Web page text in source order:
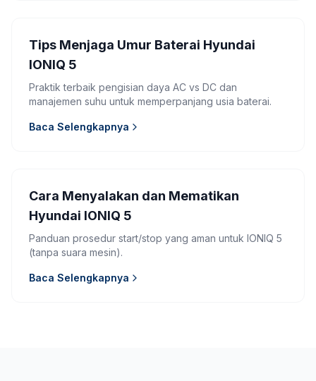
Tips Menjaga Umur Baterai Hyundai
IONIQ 5
Praktik terbaik pengisian daya AC vs DC dan
manajemen suhu untuk memperpanjang usia baterai.
Baca Selengkapnya
Cara Menyalakan dan Mematikan
Hyundai IONIQ 5
Panduan prosedur start/stop yang aman untuk IONIQ 5
(tanpa suara mesin).
Baca Selengkapnya